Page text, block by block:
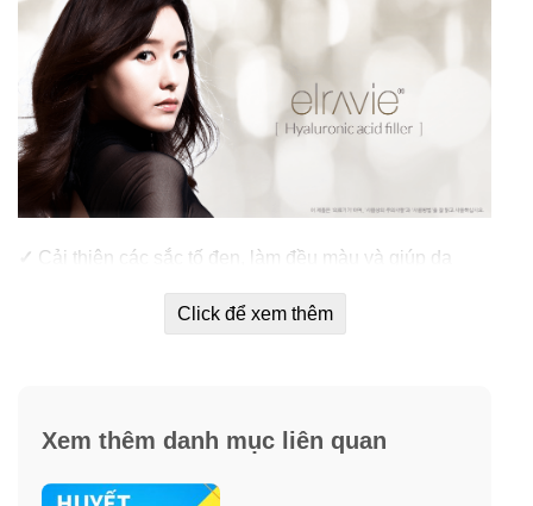
✓ Cải thiện các sắc tố đen, làm đều màu và giúp da
gương mặt.
Click để xem thêm
Xem thêm danh mục liên quan